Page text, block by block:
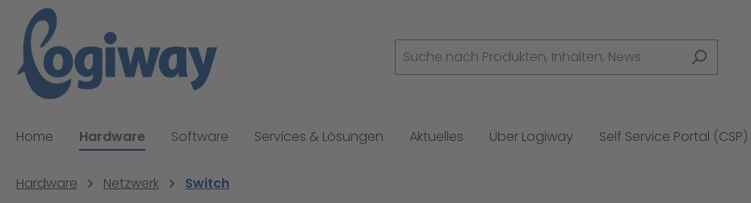
Home Hardware Software Services & Lösungen Aktuelles Über Logiway Self Service Portal (CSP)
Hardware Netzwerk Switch